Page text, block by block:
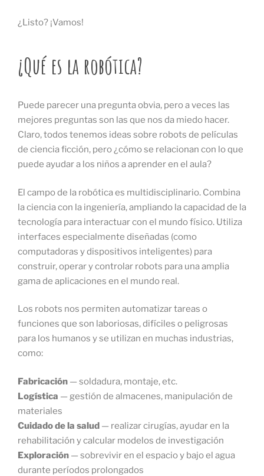
¿Listo? ¡Vamos!
¿Qué es la robótica?
Puede parecer una pregunta obvia, pero a veces las
mejores preguntas son las que nos da miedo hacer.
Claro, todos tenemos ideas sobre robots de películas
de ciencia ficción, pero ¿cómo se relacionan con lo que
puede ayudar a los niños a aprender en el aula?
El campo de la robótica es multidisciplinario. Combina
la ciencia con la ingeniería, ampliando la capacidad de la
tecnología para interactuar con el mundo físico. Utiliza
interfaces especialmente diseñadas (como
computadoras y dispositivos inteligentes) para
construir, operar y controlar robots para una amplia
gama de aplicaciones en el mundo real.
Los robots nos permiten automatizar tareas o
funciones que son laboriosas, difíciles o peligrosas
para los humanos y se utilizan en muchas industrias,
como:
Fabricación — soldadura, montaje, etc.
Logística — gestión de almacenes, manipulación de
materiales
Cuidado de la salud — realizar cirugías, ayudar en la
rehabilitación y calcular modelos de investigación
Exploración — sobrevivir en el espacio y bajo el agua
durante períodos prolongados